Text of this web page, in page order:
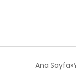
Ana Sayfa